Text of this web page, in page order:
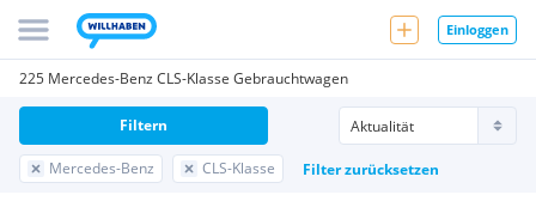
Einloggen
225 Mercedes-Benz CLS-Klasse Gebrauchtwagen
Mercedes-Benz CLS-Klasse Filter zurücksetzen
Filtern